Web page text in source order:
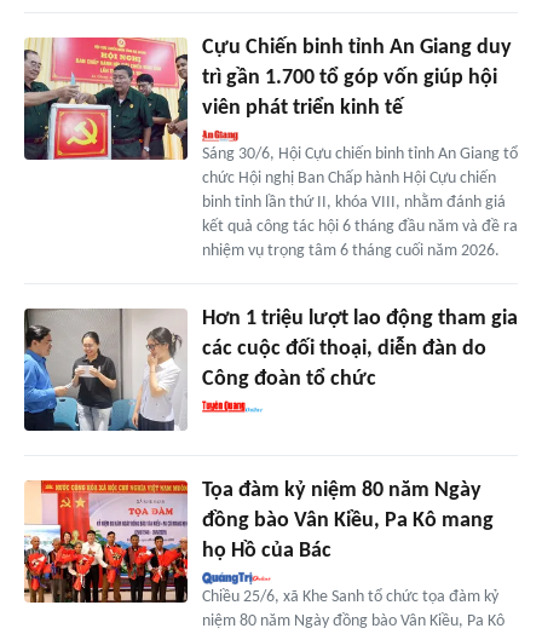
Cựu Chiến binh tỉnh An Giang duy
trì gần 1.700 tổ góp vốn giúp hội
viên phát triển kinh tế
Sáng 30/6, Hội Cựu chiến binh tỉnh An Giang tổ
chức Hội nghị Ban Chấp hành Hội Cựu chiến
binh tỉnh lần thứ II, khóa VIII, nhằm đánh giá
kết quả công tác hội 6 tháng đầu năm và đề ra
nhiệm vụ trọng tâm 6 tháng cuối năm 2026.
Hơn 1 triệu lượt lao động tham gia
các cuộc đối thoại, diễn đàn do
Công đoàn tổ chức
Tọa đàm kỷ niệm 80 năm Ngày
đồng bào Vân Kiều, Pa Kô mang
họ Hồ của Bác
Chiều 25/6, xã Khe Sanh tổ chức tọa đàm kỷ
niệm 80 năm Ngày đồng bào Vân Kiều, Pa Kô